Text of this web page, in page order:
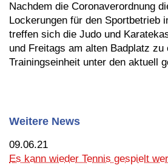
Nachdem die Coronaverordnung
Lockerungen für den Sportbetrieb
treffen sich die Judo und
und Freitags am alten Badplatz zu
Trainingseinheit unter den aktuell
Weitere News
09.06.21
Es kann wieder Tennis gespielt